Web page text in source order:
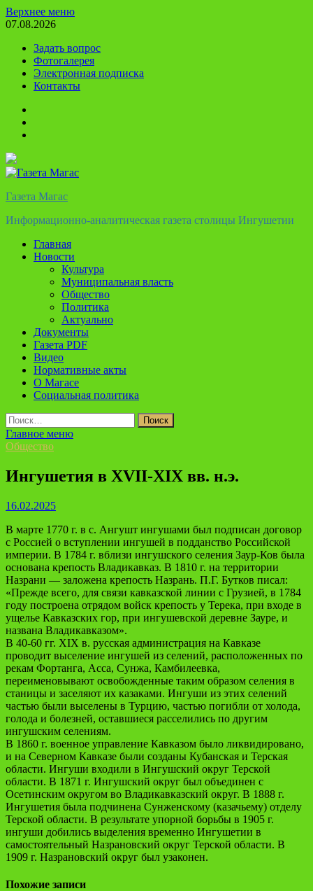
Перейти
к
Верхнее меню
07.08.2026
Задать вопрос
Фотогалерея
Электронная подписка
Контакты
Газета Магас
Информационно-аналитическая газета столицы Ингушетии
Главная
Новости
Культура
Муниципальная власть
Общество
Политика
Актуально
Документы
Газета PDF
Видео
Нормативные акты
О Магасе
Социальная политика
Найти:
Главное меню
Общество
Ингушетия в XVII-XIX вв. н.э.
16.02.2025
В марте 1770 г. в с. Ангушт ингушами был подписан договор
с Россией о вступлении ингушей в подданство Российской
империи. В 1784 г. вблизи ингушского селения Заур-Ков была
основана крепость Владикавказ. В 1810 г. на территории
Назрани — заложена крепость Назрань. П.Г. Бутков писал:
«Прежде всего, для связи кавказской линии с Грузией, в 1784
году построена отрядом войск крепость у Терека, при входе в
ущелье Кавказских гор, при ингушевской деревне Зауре, и
названа Владикавказом».
В 40-60 гг. XIX в. русская администрация на Кавказе
проводит выселение ингушей из селений, расположенных по
рекам Фортанга, Асса, Сунжа, Камбилеевка,
переименовывают освобожденные таким образом селения в
станицы и заселяют их казаками. Ингуши из этих селений
частью были выселены в Турцию, частью погибли от холода,
голода и болезней, оставшиеся расселились по другим
ингушским селениям.
В 1860 г. военное управление Кавказом было ликвидировано,
и на Северном Кавказе были созданы Кубанская и Терская
области. Ингуши входили в Ингушский округ Терской
области. В 1871 г. Ингушский округ был объединен с
Осетинским округом во Владикавказский округ. В 1888 г.
Ингушетия была подчинена Сунженскому (казачьему) отделу
Терской области. В результате упорной борьбы в 1905 г.
ингуши добились выделения временно Ингушетии в
самостоятельный Назрановский округ Терской области. В
1909 г. Назрановский округ был узаконен.
Похожие записи